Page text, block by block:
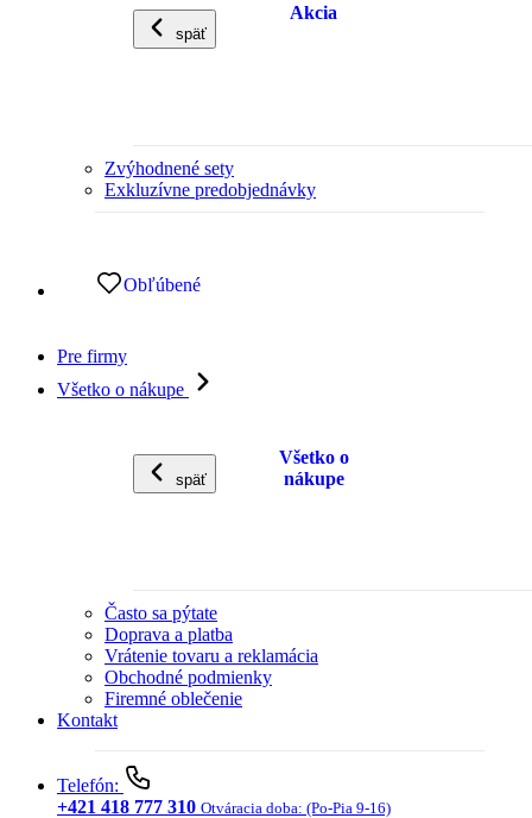
späť
Akcia
Zvýhodnené sety
Exkluzívne predobjednávky
Obľúbené
Pre firmy
Všetko o nákupe
späť
Všetko o
nákupe
Často sa pýtate
Doprava a platba
Vrátenie tovaru a reklamácia
Obchodné podmienky
Firemné oblečenie
Kontakt
Telefón:
+421 418 777 310 Otváracia doba: (Po-Pia 9-16)